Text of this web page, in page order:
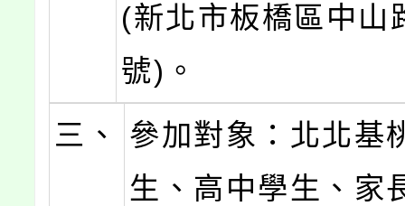
(新北市板橋區中山
號)。
三、
參加對象：北北基
生、高中學生、家